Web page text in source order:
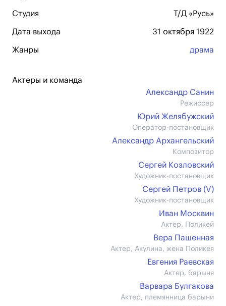
Студия Т/Д «Русь»
Дата выхода 31 октября 1922
Жанры драма
Актеры и команда
Александр Санин
Режиссер
Юрий Желябужский
Оператор-постановщик
Александр Архангельский
Композитор
Сергей Козловский
Художник-постановщик
Сергей Петров (V)
Художник-постановщик
Иван Москвин
Актер, Поликей
Вера Пашенная
Актер, Акулина, жена Поликея
Евгения Раевская
Актер, барыня
Варвара Булгакова
Актер, племянница барыни